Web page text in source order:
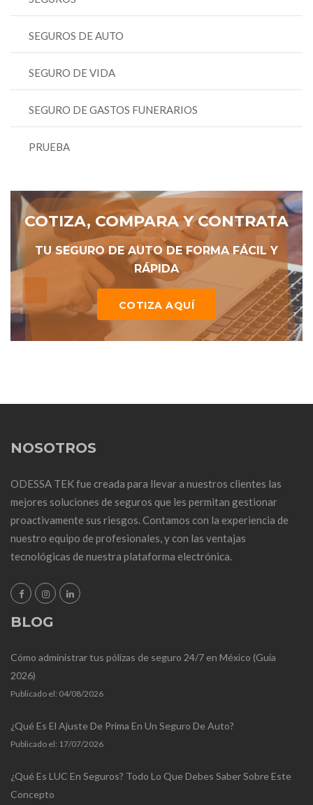
SEGUROS DE AUTO
SEGURO DE VIDA
SEGURO DE GASTOS FUNERARIOS
PRUEBA
COTIZA, COMPARA Y CONTRATA
TU SEGURO DE AUTO DE FORMA FÁCIL Y
RÁPIDA
COTIZA AQUÍ
NOSOTROS
ODESSA TEK fue creada para llevar a nuestros clientes las
mejores soluciones de seguros que les permitan gestionar
proactivamente sus riesgos. Contamos con la experiencia de
nuestro equipo de profesionales, y con las ventajas
tecnológicas de nuestra plataforma electrónica.
BLOG
Cómo administrar tus pólizas de seguro 24/7 en México (Guía
2026)
Publicado el: 04/08/2026
¿Qué Es El Ajuste De Prima En Un Seguro De Auto?
Publicado el: 17/07/2026
¿Qué Es LUC En Seguros? Todo Lo Que Debes Saber Sobre Este
Concepto